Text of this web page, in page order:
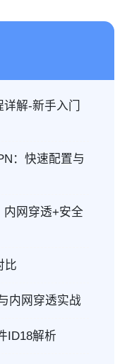
解-新手入门
：快速配置与
内网穿透+安全
比
内网穿透实战
ID18解析